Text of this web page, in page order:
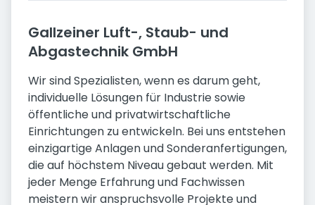
Gallzeiner Luft-, Staub- und
Abgastechnik GmbH
Wir sind Spezialisten, wenn es darum geht,
individuelle Lösungen für Industrie sowie
öffentliche und privatwirtschaftliche
Einrichtungen zu entwickeln. Bei uns entstehen
einzigartige Anlagen und Sonderanfertigungen,
die auf höchstem Niveau gebaut werden. Mit
jeder Menge Erfahrung und Fachwissen
meistern wir anspruchsvolle Projekte und